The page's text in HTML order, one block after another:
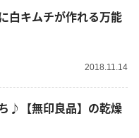
白キムチが作れる万能
2018.11.14
♪【無印良品】の乾燥